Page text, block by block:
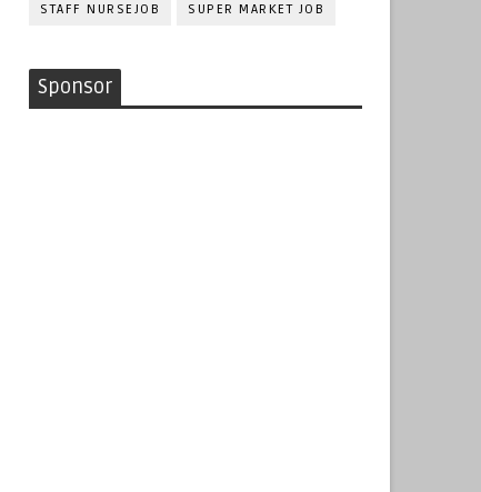
STAFF NURSEJOB SUPER MARKET JOB
Sponsor